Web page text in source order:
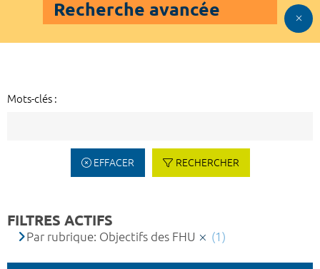
Recherche avancée
Mots-clés :
EFFACER RECHERCHER
FILTRES ACTIFS
Par rubrique: Objectifs des FHU (1)